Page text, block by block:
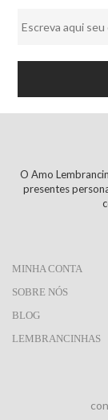
O Amo
presentes
MINHA CONTA
SOBRE NÓS
BLOG
LEMBRANCINHAS